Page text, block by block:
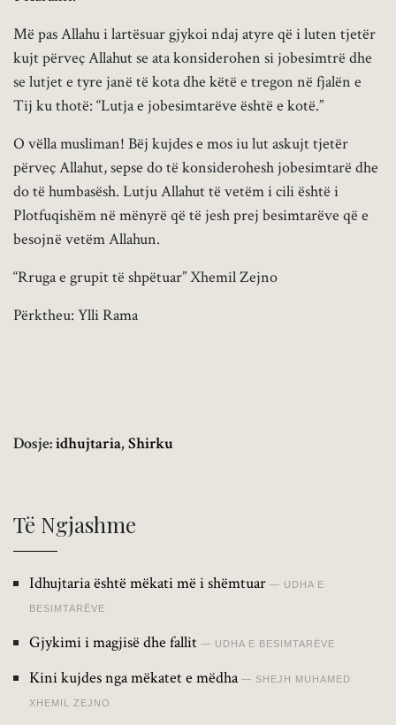
Më pas Allahu i lartësuar gjykoi ndaj atyre që i luten tjetër
kujt përveç Allahut se ata konsiderohen si jobesimtrë dhe
se lutjet e tyre janë të kota dhe këtë e tregon në fjalën e
Tij ku thotë: “Lutja e jobesimtarëve është e kotë.”
O vëlla musliman! Bëj kujdes e mos iu lut askujt tjetër
përveç Allahut, sepse do të konsiderohesh jobesimtarë dhe
do të humbasësh. Lutju Allahut të vetëm i cili është i
Plotfuqishëm në mënyrë që të jesh prej besimtarëve që e
besojnë vetëm Allahun.
“Rruga e grupit të shpëtuar” Xhemil Zejno
Përktheu: Ylli Rama
Dosje:idhujtaria,Shirku
Të Ngjashme
Idhujtaria është mëkati më i shëmtuar UDHA E
BESIMTARËVE
Gjykimi i magjisë dhe fallit UDHA E BESIMTARËVE
Kini kujdes nga mëkatet e mëdha SHEJH MUHAMED
XHEMIL ZEJNO